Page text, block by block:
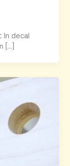
In decal
[…]